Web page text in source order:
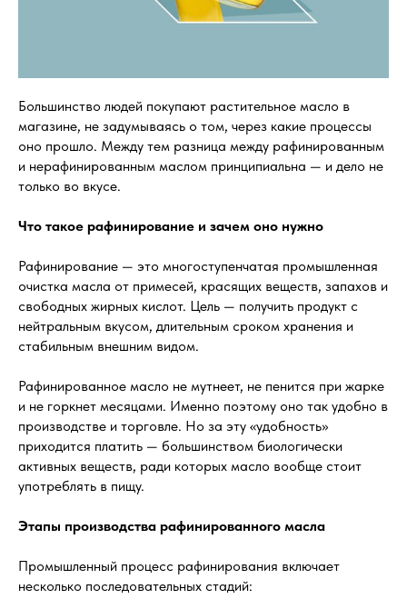
Большинство людей покупают растительное масло в
магазине, не задумываясь о том, через какие процессы
оно прошло. Между тем разница между рафинированным
и нерафинированным маслом принципиальна — и дело не
только во вкусе.
Что такое рафинирование и зачем оно нужно
Рафинирование — это многоступенчатая промышленная
очистка масла от примесей, красящих веществ, запахов и
свободных жирных кислот. Цель — получить продукт с
нейтральным вкусом, длительным сроком хранения и
стабильным внешним видом.
Рафинированное масло не мутнеет, не пенится при жарке
и не горкнет месяцами. Именно поэтому оно так удобно в
производстве и торговле. Но за эту «удобность»
приходится платить — большинством биологически
активных веществ, ради которых масло вообще стоит
употреблять в пищу.
Этапы производства рафинированного масла
Промышленный процесс рафинирования включает
несколько последовательных стадий: